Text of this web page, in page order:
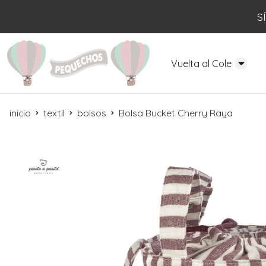
Vuelta al Cole
inicio textil bolsos Bolsa Bucket Cherry Raya